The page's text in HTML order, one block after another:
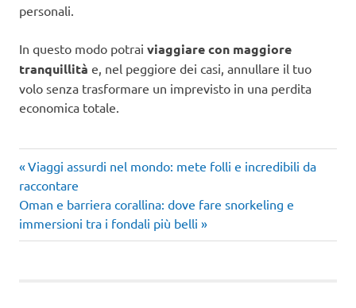
personali.
In questo modo potrai viaggiare con maggiore
tranquillità e, nel peggiore dei casi, annullare il tuo
volo senza trasformare un imprevisto in una perdita
economica totale.
Navigazione
articoli
Articolo
precedente:
Viaggi assurdi nel mondo: mete folli e incredibili da
raccontare
Articolo
successivo:
Oman e barriera corallina: dove fare snorkeling e
immersioni tra i fondali più belli